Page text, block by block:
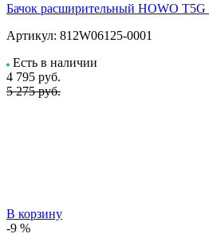
Бачок расширительный HOWO T5G
Артикул: 812W06125-0001
Есть в наличии
4 795 руб.
5 275 руб.
В корзину
-9 %